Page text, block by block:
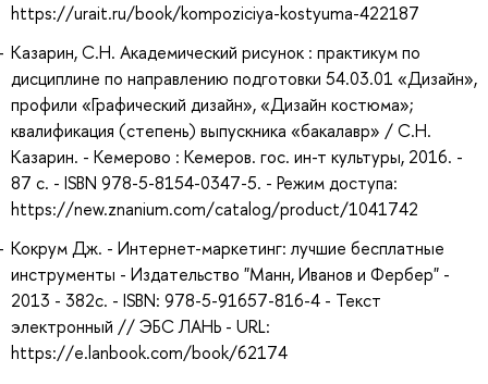
https://urait.ru/book/kompoziciya-kostyuma-422187
Казарин, С.Н. Академический рисунок : практикум по
дисциплине по направлению подготовки 54.03.01 «Дизайн»,
профили «Графический дизайн», «Дизайн костюма»;
квалификация (степень) выпускника «бакалавр» / С.Н.
Казарин. - Кемерово : Кемеров. гос. ин-т культуры, 2016. -
87 с. - ISBN 978-5-8154-0347-5. - Режим доступа:
https://new.znanium.com/catalog/product/1041742
Кокрум Дж. - Интернет-маркетинг: лучшие бесплатные
инструменты - Издательство "Манн, Иванов и Фербер" -
2013 - 382с. - ISBN: 978-5-91657-816-4 - Текст
электронный // ЭБС ЛАНЬ - URL:
https://e.lanbook.com/book/62174